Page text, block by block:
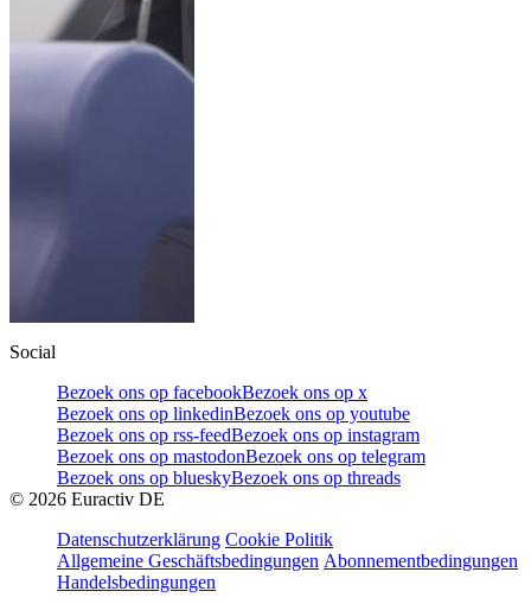
Social
Bezoek ons op facebookBezoek ons op x
Bezoek ons op linkedinBezoek ons op youtube
Bezoek ons op rss-feedBezoek ons op instagram
Bezoek ons op mastodonBezoek ons op telegram
Bezoek ons op blueskyBezoek ons op threads
© 2026 Euractiv DE
Datenschutzerklärung Cookie Politik
Allgemeine Geschäftsbedingungen Abonnementbedingungen
Handelsbedingungen